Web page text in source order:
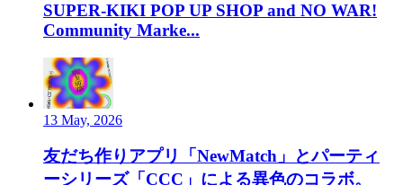
SUPER-KIKI POP UP SHOP and NO WAR!
Community Marke...
13 May, 2026
友だち作りアプリ「NewMatch」とパーティ
ーシリーズ「CCC」による異色のコラボ。